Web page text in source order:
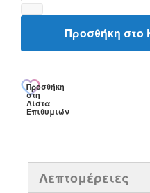
Προσθήκη στο
Προσθήκη
στη
Λίστα
Επιθυμιών
Λεπτομέρειες